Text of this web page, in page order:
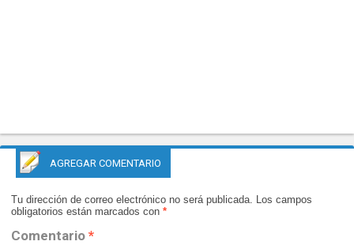
AGREGAR COMENTARIO
Tu dirección de correo electrónico no será publicada. Los campos
obligatorios están marcados con *
Comentario *